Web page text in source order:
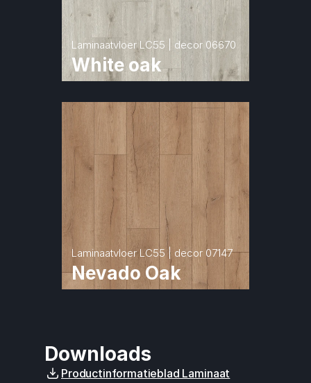
Laminaatvloer LC55 | decor 06670
White oak
Laminaatvloer LC55 | decor 07147
Nevado Oak
Downloads
Productinformatieblad Laminaat